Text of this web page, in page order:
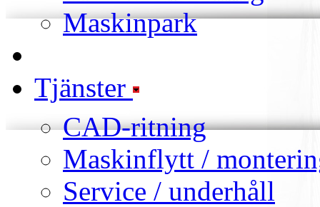
Maskinpark
Tjänster
CAD-ritning
Maskinflytt /
Service / underhåll